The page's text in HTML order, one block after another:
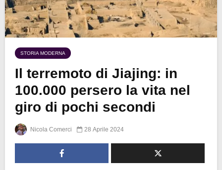
STORIA MODERNA
Il terremoto di Jiajing: in
100.000 persero la vita nel
giro di pochi secondi
Nicola Comerci 28 Aprile 2024